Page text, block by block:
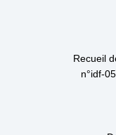
Recueil
n°idf-